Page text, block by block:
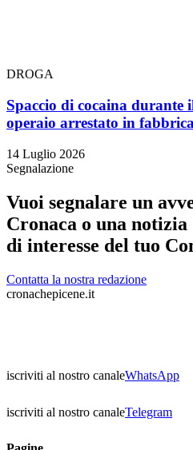
DROGA
Spaccio di cocaina
operaio arrestato in fabbrica
14 Luglio 2026
Segnalazione
Vuoi segnalare un
Cronaca o una notizia
di interesse del tuo
Contatta la nostra redazione
cronachepicene.it
iscriviti al nostro canaleWhatsApp
iscriviti al nostro canaleTelegram